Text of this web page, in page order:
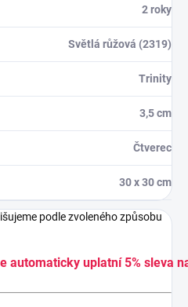
2 roky
Světlá růžová (2319)
Trinity
3,5 cm
Čtverec
30 x 30 cm
podle zvoleného způsobu
automaticky uplatní 5% sleva